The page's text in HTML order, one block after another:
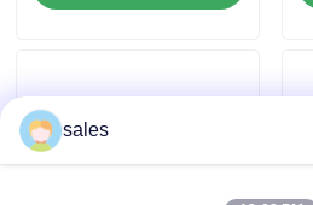
Anti Fog Kolam Goggles
sales